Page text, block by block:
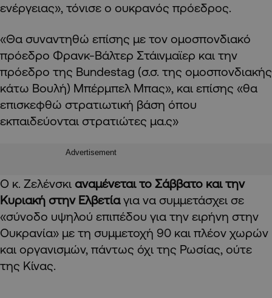
ενέργειας», τόνισε ο ουκρανός πρόεδρος.
«Θα συναντηθώ επίσης με τον ομοσπονδιακό
πρόεδρο Φρανκ-Βάλτερ Στάινμαϊερ και την
πρόεδρο της Bundestag (σ.σ. της ομοσπονδιακής
κάτω Βουλή) Μπέρμπελ Μπας», και επίσης «θα
επισκεφθώ στρατιωτική βάση όπου
εκπαιδεύονται στρατιώτες μα.ς»
Advertisement
Ο κ. Ζελένσκι αναμένεται το Σάββατο και την
Κυριακή στην Ελβετίαγια να συμμετάσχει σε
«σύνοδο υψηλού επιπέδου για την ειρήνη στην
Ουκρανία» με τη συμμετοχή 90 και πλέον χωρών
και οργανισμών, πάντως όχι της Ρωσίας, ούτε
της Κίνας.